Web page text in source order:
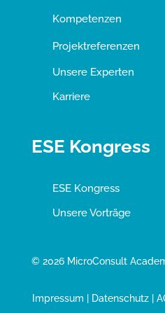
Kompetenzen
Projektreferenzen
Unsere Experten
Karriere
ESE Kongress
ESE Kongress
Unsere Vorträge
© 2026 MicroConsult
Impressum | Datenschutz|